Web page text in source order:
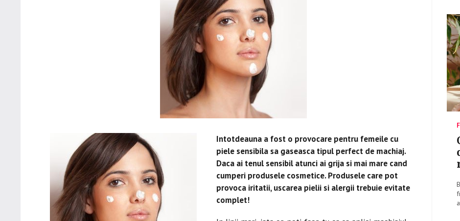
Intotdeauna a fost o provocare pentru femeile cu
piele sensibila sa gaseasca tipul perfect de machiaj.
Daca ai tenul sensibil atunci ai grija si mai mare cand
cumperi produsele cosmetice. Produsele care pot
provoca iritatii, uscarea pielii si alergii trebuie evitate
complet!